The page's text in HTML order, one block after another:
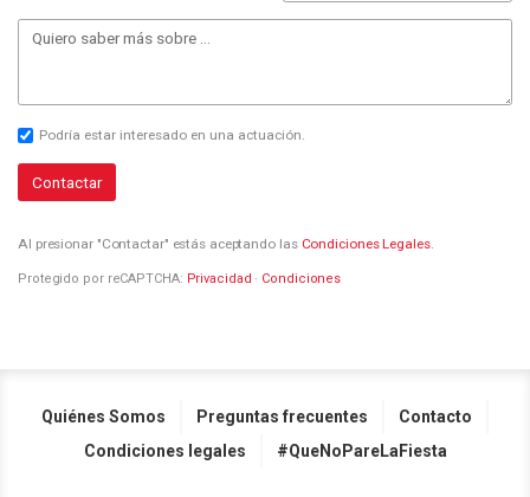
Podría estar interesado en una actuación.
Contactar
Al presionar "Contactar" estás aceptando las Condiciones Legales.
Protegido por reCAPTCHA: Privacidad · Condiciones
Quiénes Somos Preguntas frecuentes
Contacto
Condiciones legales
#QueNoPareLaFiesta